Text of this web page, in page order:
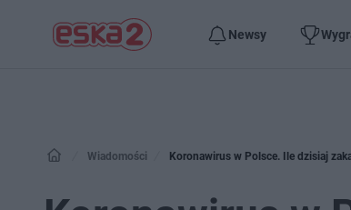
Newsy
Wiadomości Koronawirus w Polsce. Ile dzisiaj